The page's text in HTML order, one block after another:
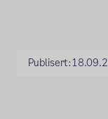
Publisert: